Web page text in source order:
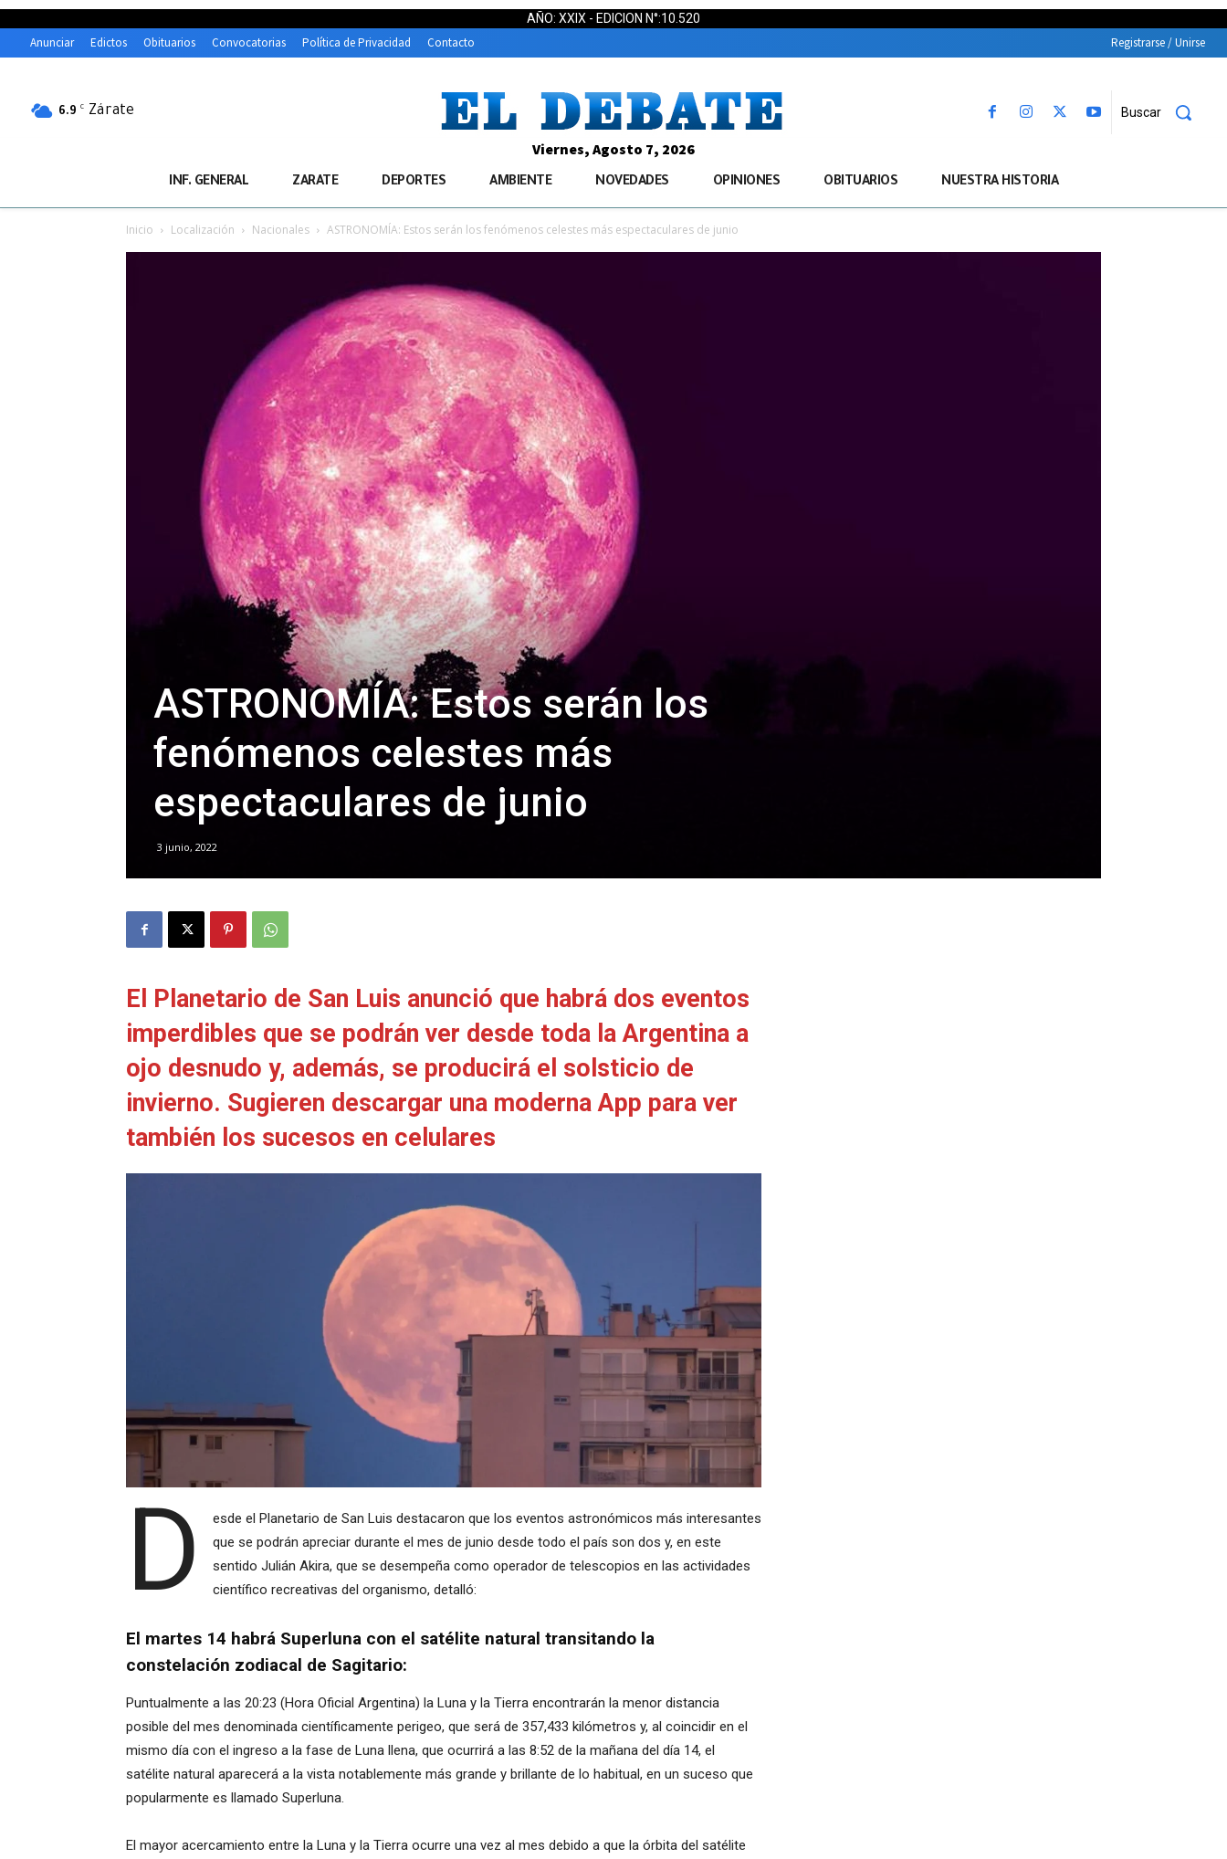
AÑO: XXIX - EDICION N°:10.520
Anunciar Edictos Obituarios Convocatorias Política de Privacidad Contacto Registrarse / Unirse
6.9 C Zárate Buscar
Viernes, Agosto 7, 2026
INF. GENERAL ZARATE DEPORTES AMBIENTE NOVEDADES OPINIONES OBITUARIOS NUESTRA HISTORIA
Inicio Localización Nacionales ASTRONOMÍA: Estos serán los fenómenos celestes más espectaculares de junio
ASTRONOMÍA: Estos serán los
fenómenos celestes más
espectaculares de junio
3 junio, 2022
El Planetario de San Luis anunció que habrá dos eventos
imperdibles que se podrán ver desde toda la Argentina a
ojo desnudo y, además, se producirá el solsticio de
invierno. Sugieren descargar una moderna App para ver
también los sucesos en celulares
D
esde el Planetario de San Luis destacaron que los eventos astronómicos más interesantes
que se podrán apreciar durante el mes de junio desde todo el país son dos y, en este
sentido Julián Akira, que se desempeña como operador de telescopios en las actividades
científico recreativas del organismo, detalló:
El martes 14 habrá Superluna con el satélite natural transitando la
constelación zodiacal de Sagitario:
Puntualmente a las 20:23 (Hora Oficial Argentina) la Luna y la Tierra encontrarán la menor distancia
posible del mes denominada científicamente perigeo, que será de 357,433 kilómetros y, al coincidir en el
mismo día con el ingreso a la fase de Luna llena, que ocurrirá a las 8:52 de la mañana del día 14, el
satélite natural aparecerá a la vista notablemente más grande y brillante de lo habitual, en un suceso que
popularmente es llamado Superluna.
El mayor acercamiento entre la Luna y la Tierra ocurre una vez al mes debido a que la órbita del satélite